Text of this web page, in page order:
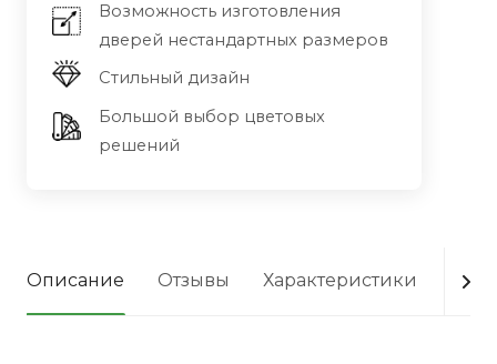
Возможность изготовления
дверей нестандартных размеров
Стильный дизайн
Большой выбор цветовых
решений
Описание Отзывы Характеристики